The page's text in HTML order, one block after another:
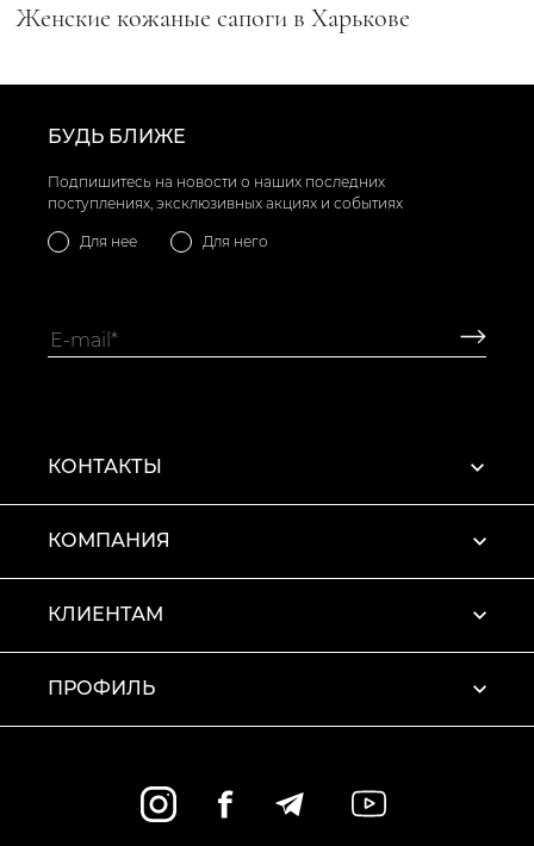
Женские кожаные сапоги в Харькове
БУДЬ БЛИЖЕ
Подпишитесь на новости о наших последних
поступлениях, эксклюзивных акциях и событиях
Для нее Для него
КОНТАКТЫ
КОМПАНИЯ
КЛИЕНТАМ
ПРОФИЛЬ